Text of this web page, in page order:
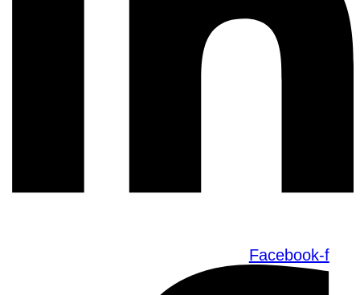
Facebook-f